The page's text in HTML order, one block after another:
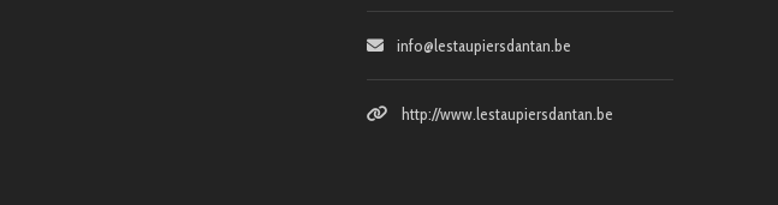
info@lestaupiersdantan.be
http://www.lestaupiersdantan.be